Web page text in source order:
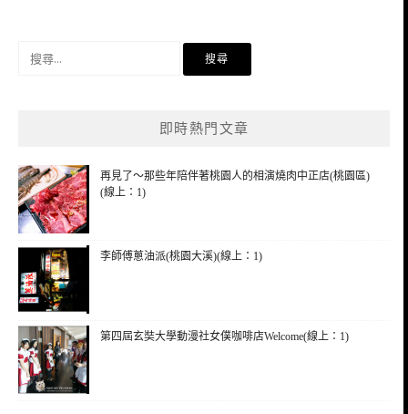
即時熱門文章
再見了～那些年陪伴著桃園人的相演燒肉中正店(桃園區)
(線上：1)
李師傅蔥油派(桃園大溪)(線上：1)
第四屆玄奘大學動漫社女僕咖啡店Welcome(線上：1)